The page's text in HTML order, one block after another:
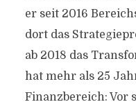
er seit 2016
dort das
ab 2018 das
hat mehr als 25
Finanzbereich: Vor